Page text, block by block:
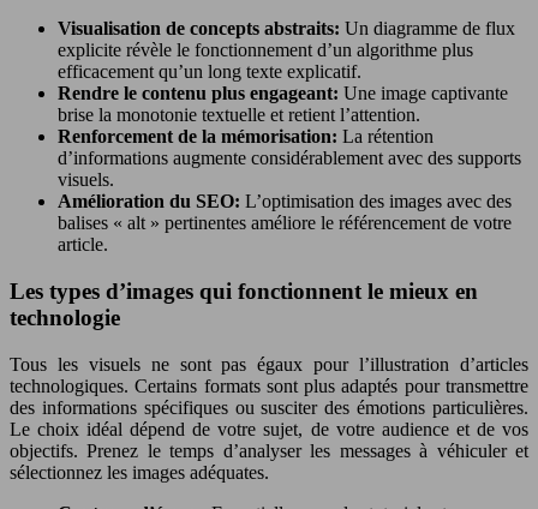
Visualisation de concepts abstraits: Un diagramme de flux
explicite révèle le fonctionnement d’un algorithme plus
efficacement qu’un long texte explicatif.
Rendre le contenu plus engageant: Une image captivante
brise la monotonie textuelle et retient l’attention.
Renforcement de la mémorisation: La rétention
d’informations augmente considérablement avec des supports
visuels.
Amélioration du SEO: L’optimisation des images avec des
balises « alt » pertinentes améliore le référencement de votre
article.
Les types d’images qui fonctionnent le mieux en
technologie
Tous les visuels ne sont pas égaux pour l’illustration d’articles
technologiques. Certains formats sont plus adaptés pour transmettre
des informations spécifiques ou susciter des émotions particulières.
Le choix idéal dépend de votre sujet, de votre audience et de vos
objectifs. Prenez le temps d’analyser les messages à véhiculer et
sélectionnez les images adéquates.